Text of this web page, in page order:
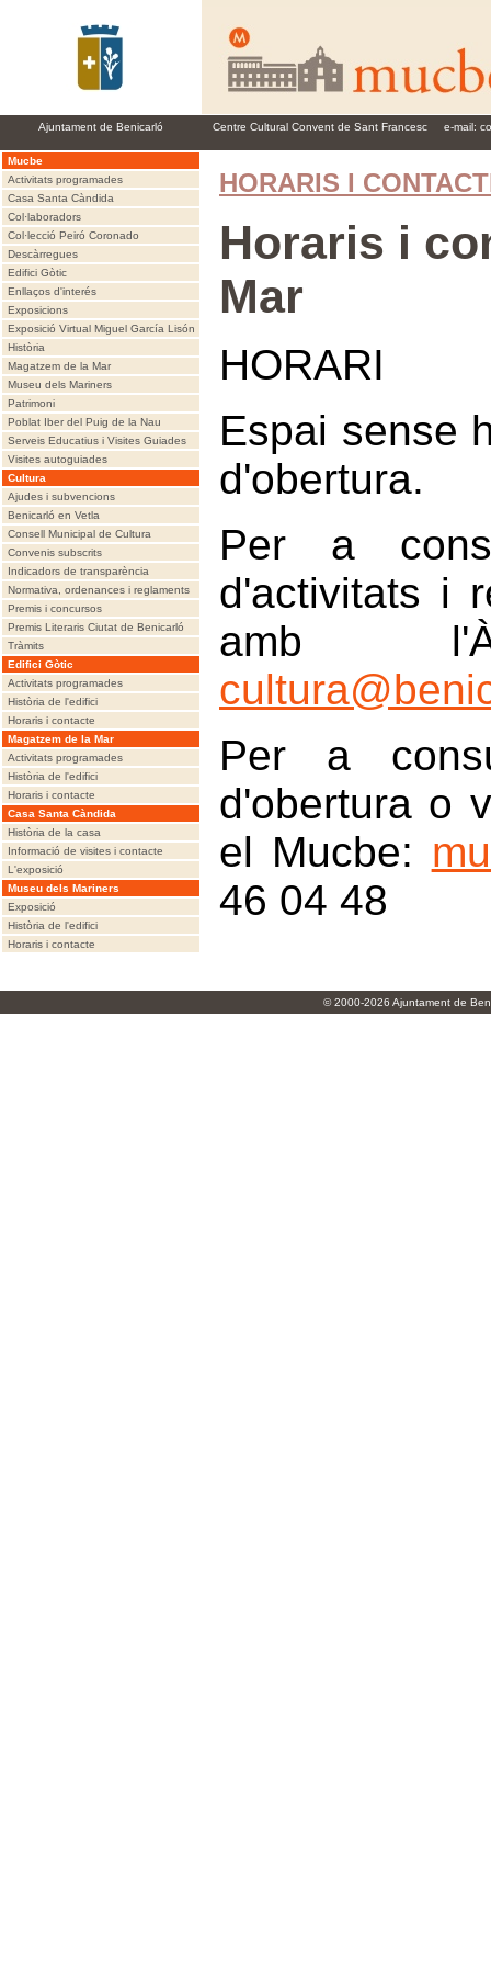
Ajuntament de Benicarló Centre Cultural Convent de Sant Francesc e-mail:
Mucbe
Activitats programades
Casa Santa Càndida
Col·laboradors
Col·lecció Peiró Coronado
Descàrregues
Edifici Gòtic
Enllaços d'interés
Exposicions
Exposició Virtual Miguel García Lisón
Història
Magatzem de la Mar
Museu dels Mariners
Patrimoni
Poblat Iber del Puig de la Nau
Serveis Educatius i Visites Guiades
Visites autoguiades
Cultura
Ajudes i subvencions
Benicarló en Vetla
Consell Municipal de Cultura
Convenis subscrits
Indicadors de transparència
Normativa, ordenances i reglaments
Premis i concursos
Premis Literaris Ciutat de Benicarló
Tràmits
Edifici Gòtic
Activitats programades
Història de l'edifici
Horaris i contacte
Magatzem de la Mar
Activitats programades
Història de l'edifici
Horaris i contacte
Casa Santa Càndida
Història de la casa
Informació de visites i contacte
L'exposició
Museu dels Mariners
Exposició
Història de l'edifici
Horaris i contacte
HORARIS I
Horaris i
Mar
HORARI
Espai sense
d'obertura.
Per a
d'activitats i
amb
Per a
d'obertura o
el Mucbe:
46 04 48
© 2000-2026 Ajuntament de